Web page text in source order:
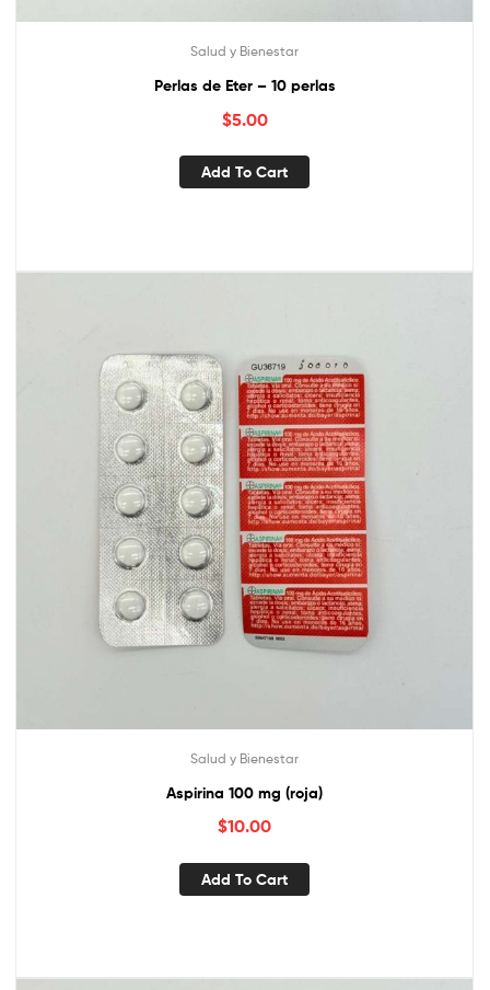
Salud y Bienestar
Perlas de Eter – 10 perlas
$5.00
Add To Cart
Salud y Bienestar
Aspirina 100 mg (roja)
$10.00
Add To Cart